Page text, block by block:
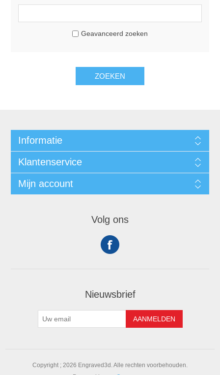
Geavanceerd zoeken
Informatie
Klantenservice
Mijn account
Volg ons
Nieuwsbrief
Copyright ; 2026 Engraved3d. Alle rechten voorbehouden.